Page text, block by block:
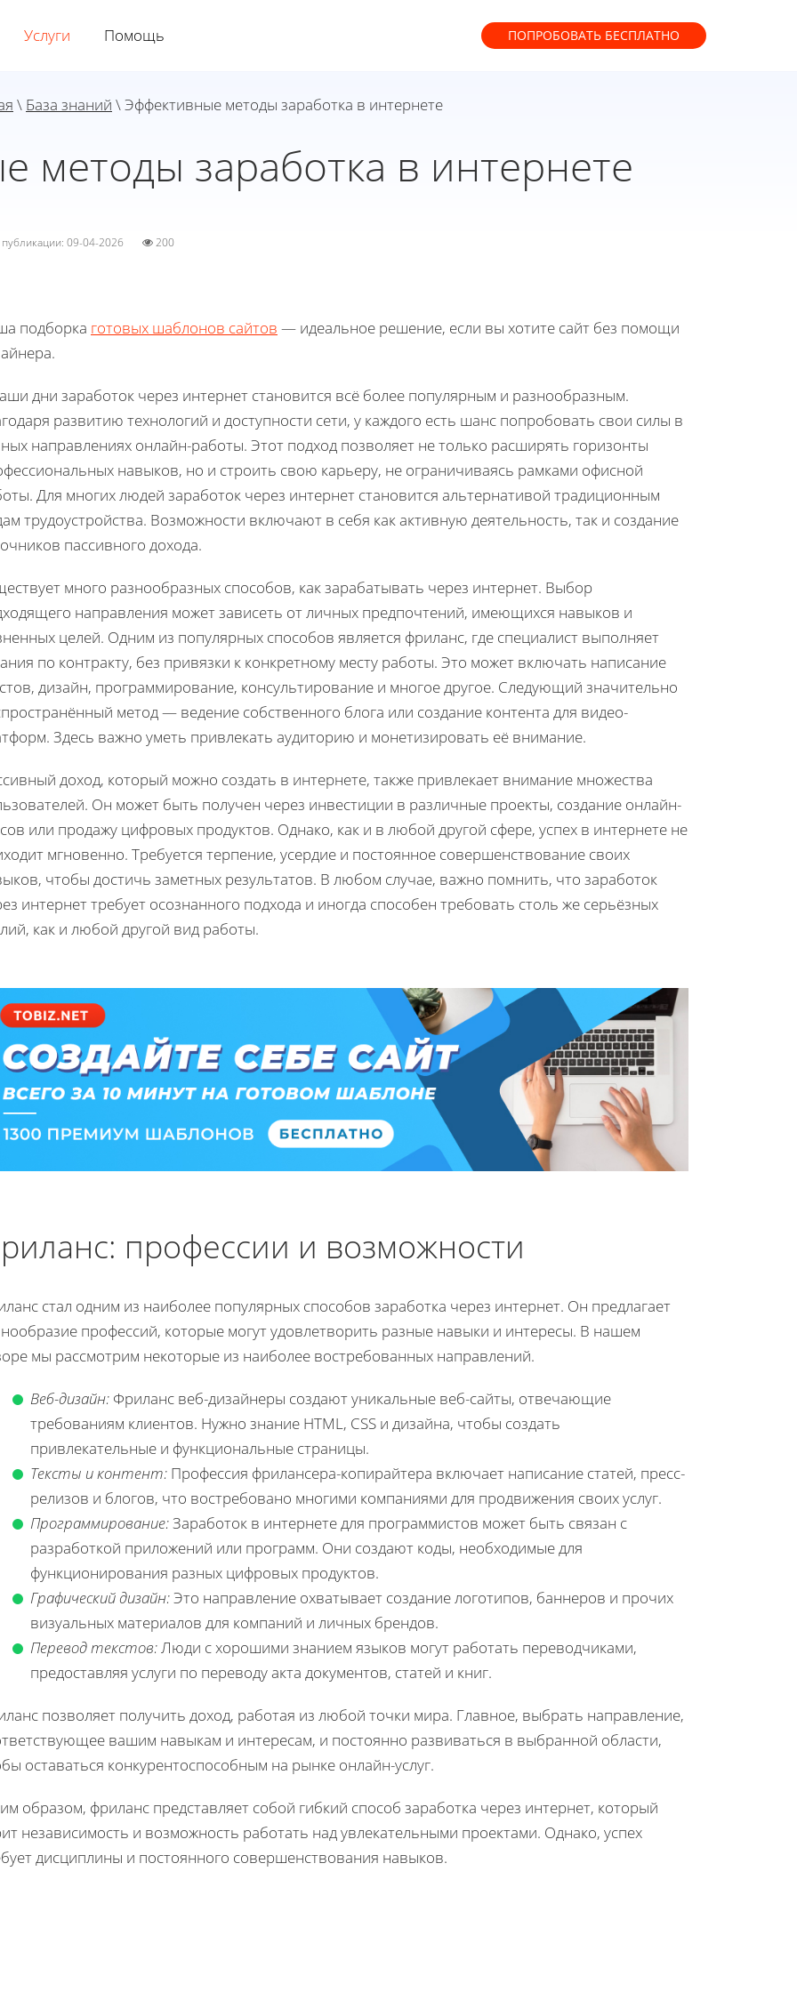
Услуги Помощь ПОПРОБОВАТЬ БЕСПЛАТНО
\ База знаний \ Эффективные методы заработка в интернете
методы заработка в интернете
публикации: 09-04-2026 200
подборка готовых шаблонов сайтов — идеальное решение, если вы хотите сайт без помощи
дни заработок через интернет становится всё более популярным и разнообразным.
развитию технологий и доступности сети, у каждого есть шанс попробовать свои силы в
направлениях онлайн-работы. Этот подход позволяет не только расширять горизонты
навыков, но и строить свою карьеру, не ограничиваясь рамками офисной
Для многих людей заработок через интернет становится альтернативой традиционным
трудоустройства. Возможности включают в себя как активную деятельность, так и создание
пассивного дохода.
много разнообразных способов, как зарабатывать через интернет. Выбор
направления может зависеть от личных предпочтений, имеющихся навыков и
целей. Одним из популярных способов является фриланс, где специалист выполняет
по контракту, без привязки к конкретному месту работы. Это может включать написание
дизайн, программирование, консультирование и многое другое. Следующий значительно
метод — ведение собственного блога или создание контента для видео-
Здесь важно уметь привлекать аудиторию и монетизировать её внимание.
доход, который можно создать в интернете, также привлекает внимание множества
Он может быть получен через инвестиции в различные проекты, создание онлайн-
или продажу цифровых продуктов. Однако, как и в любой другой сфере, успех в интернете не
мгновенно. Требуется терпение, усердие и постоянное совершенствование своих
чтобы достичь заметных результатов. В любом случае, важно помнить, что заработок
интернет требует осознанного подхода и иногда способен требовать столь же серьёзных
как и любой другой вид работы.
профессии и возможности
стал одним из наиболее популярных способов заработка через интернет. Он предлагает
профессий, которые могут удовлетворить разные навыки и интересы. В нашем
мы рассмотрим некоторые из наиболее востребованных направлений.
Веб-дизайн: Фриланс веб-дизайнеры создают уникальные веб-сайты, отвечающие
требованиям клиентов. Нужно знание HTML, CSS и дизайна, чтобы создать
привлекательные и функциональные страницы.
Тексты и контент: Профессия фрилансера-копирайтера включает написание статей, пресс-
релизов и блогов, что востребовано многими компаниями для продвижения своих услуг.
Программирование:Заработок в интернете для программистов может быть связан с
разработкой приложений или программ. Они создают коды, необходимые для
функционирования разных цифровых продуктов.
Графический дизайн:Это направление охватывает создание логотипов, баннеров и прочих
визуальных материалов для компаний и личных брендов.
Перевод текстов:Люди с хорошими знанием языков могут работать переводчиками,
предоставляя услуги по переводу акта документов, статей и книг.
позволяет получить доход, работая из любой точки мира. Главное, выбрать направление,
вашим навыкам и интересам, и постоянно развиваться в выбранной области,
оставаться конкурентоспособным на рынке онлайн-услуг.
образом, фриланс представляет собой гибкий способ заработка через интернет, который
независимость и возможность работать над увлекательными проектами. Однако, успех
дисциплины и постоянного совершенствования навыков.